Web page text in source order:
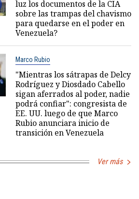
luz los documentos de la CIA
sobre las trampas del chavismo
para quedarse en el poder en
Venezuela?
Marco Rubio
"Mientras los sátrapas de Delcy
Rodríguez y Diosdado Cabello
sigan aferrados al poder, nadie
podrá confiar": congresista de
EE. UU. luego de que Marco
Rubio anunciara inicio de
transición en Venezuela
Ver más